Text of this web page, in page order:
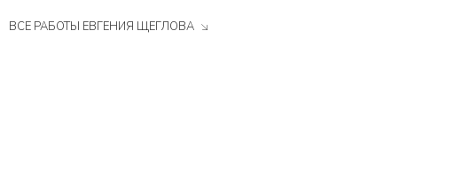
ВСЕ РАБОТЫ ЕВГЕНИЯ ЩЕГЛОВА